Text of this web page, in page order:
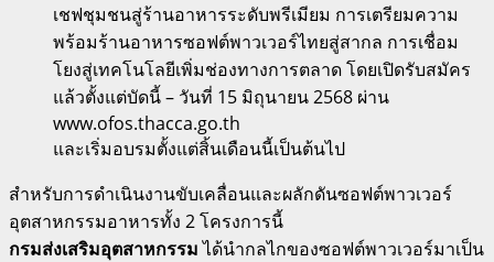
เชฟชุมชนสู่ร้านอาหารระดับพรีเมียม การเตรียมความ
พร้อมร้านอาหารซอฟต์พาวเวอร์ไทยสู่สากล การเชื่อม
โยงสู่เทคโนโลยีเพิ่มช่องทางการตลาด โดยเปิดรับสมัคร
แล้วตั้งแต่บัดนี้ – วันที่ 15 มิถุนายน 2568 ผ่าน
www.ofos.thacca.go.th
และเริ่มอบรมตั้งแต่สิ้นเดือนนี้เป็นต้นไป
สำหรับการดำเนินงานขับเคลื่อนและผลักดันซอฟต์พาวเวอร์
อุตสาหกรรมอาหารทั้ง 2 โครงการนี้
กรมส่งเสริมอุตสาหกรรมได้นำกลไกของซอฟต์พาวเวอร์มาเป็น